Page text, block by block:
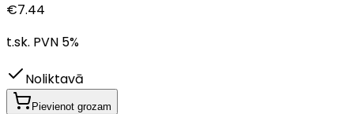
€7.44
t.sk. PVN 5%
Noliktavā
Pievienot grozam